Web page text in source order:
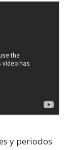
y periodos